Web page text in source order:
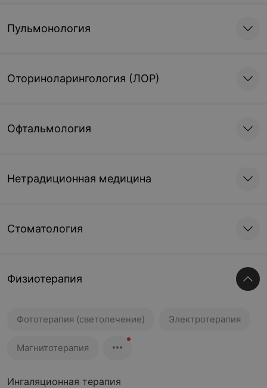
Пульмонология
Оториноларингология (ЛОР)
Офтальмология
Нетрадиционная медицина
Стоматология
Физиотерапия
Фототерапия (светолечение) Электротерапия
Магнитотерапия
Ингаляционная терапия